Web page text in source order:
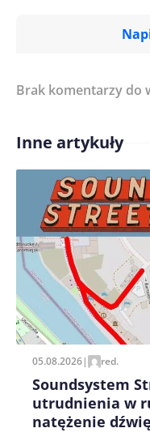
Treść komentarza*
Imię/ Nick*
Zapamiętaj
pisania
Brak komentarzy do
Inne artykuły
05.08.2026| red.
Soundsystem
utrudnienia w
natężenie